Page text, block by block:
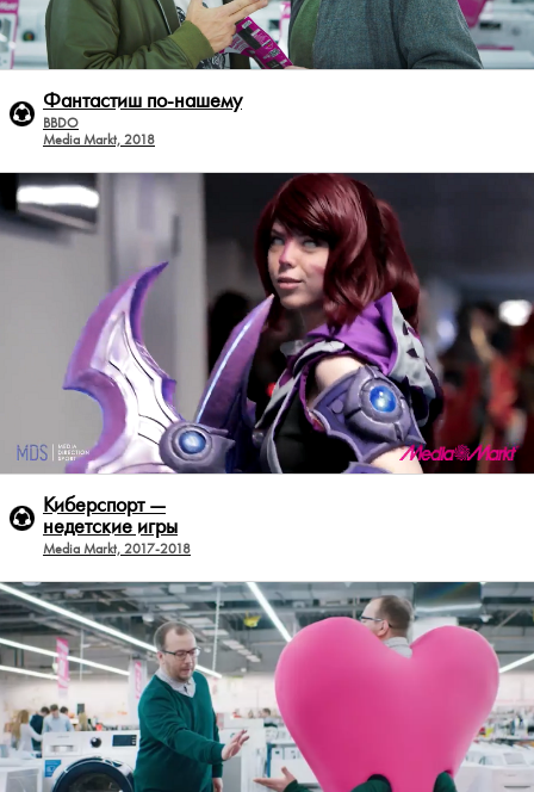
Фантастиш по-нашему
BBDO
Media Markt, 2018
Киберспорт —
недетские игры
Media Markt, 2017-2018